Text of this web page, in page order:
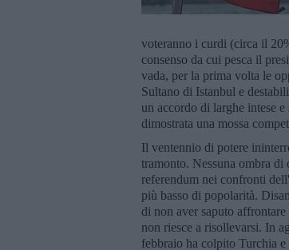
voteranno i curdi (circa il
consenso da cui pesca il
vada, per la prima volta le
Sultano di Istanbul e
un accordo di larghe intese
dimostrata una mossa
Il ventennio di potere
tramonto. Nessuna ombra
referendum nei confronti
più basso di popolarità.
di non aver saputo
non riesce a risollevarsi. In
febbraio ha colpito Turchia